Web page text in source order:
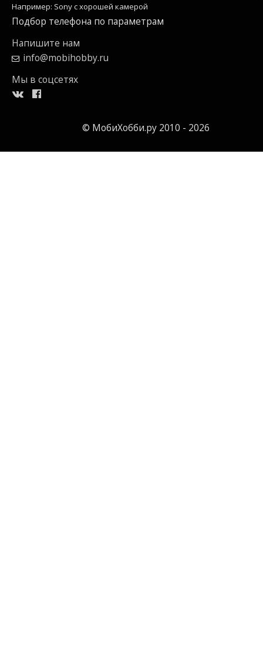
Например: Sony c хорошей камерой
Подбор телефона по параметрам
Напишите нам
info@mobihobby.ru
Мы в соцсетях
© МобиХобби.ру 2010 - 2026